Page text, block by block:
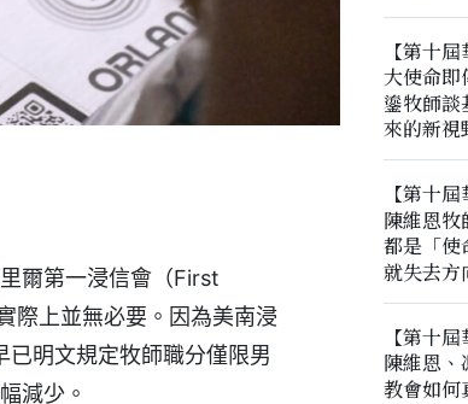
爾第一浸信會（First
際上並無必要。因為美南浸
明文規定牧師職分僅限男
減少。
【第十
大使命即
鎏牧師談
來的新視
【第十
陳維恩牧
都是「使
就失去方
【第十
陳維恩、
教會如何